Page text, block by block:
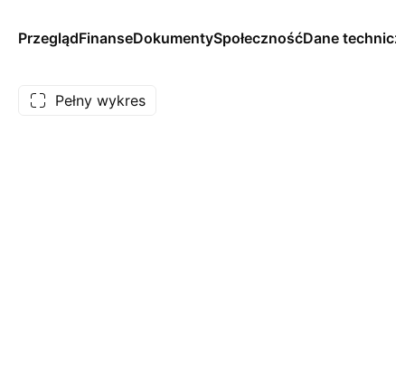
PrzeglądFinanseDokumentySpołecznośćDane
Pełny wykres